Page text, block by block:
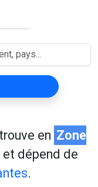
en Zone
dépend de
.